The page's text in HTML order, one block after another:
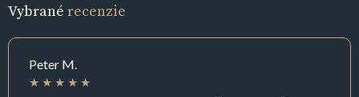
Vybrané recenzie
Peter M.